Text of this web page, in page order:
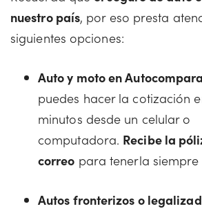
nuestro país, por eso presta
siguientes opciones:
Auto y moto en
puedes hacer la cotización
minutos desde un celular o
computadora. Recibe la
correo para tenerla
Autos fronterizos o